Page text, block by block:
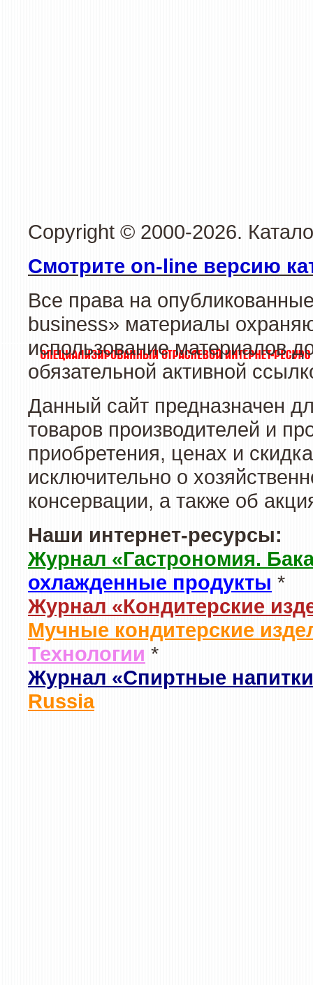
Copyright © 2000-2026.
Смотрите on-line версию
Все права на
business» материалы
использование материалов
обязательной активной
Данный сайт предназначен
товаров производителей и
приобретения, ценах и
исключительно о
консервации, а также об
Наши интернет-ресурсы:
Журнал «Гастрономия.
охлажденные продукты *
Журнал «Кондитерские
Мучные кондитерские
Технологии *
Журнал «Спиртные
Russia